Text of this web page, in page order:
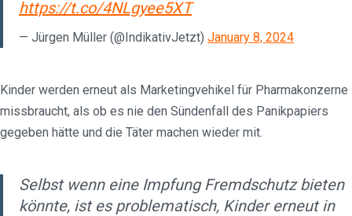
https://t.co/4NLgyee5XT
— Jürgen Müller (@IndikativJetzt) January 8, 2024
Kinder werden erneut als Marketingvehikel für Pharmakonzerne
missbraucht, als ob es nie den Sündenfall des Panikpapiers
gegeben hätte und die Täter machen wieder mit.
Selbst wenn eine Impfung Fremdschutz bieten
könnte, ist es problematisch, Kinder erneut in